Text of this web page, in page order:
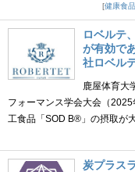
健康食品
ロベルテ
が有効で
社ロベル
鹿屋体育大
フォーマンス学会大会（
工食品「SOD B®」の摂取が
炭プラス